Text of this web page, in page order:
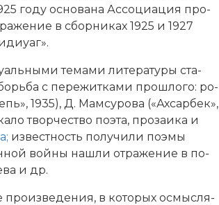
году ос­но­ва­на Ас­со­циа­ция про­
в сборниках 1925 и 1927
те­ма­ми литературы ста­
с пе­ре­жит­ка­ми про­шло­го: ро­
1935), Д. Мам­су­ро­ва («Ах­сар­бек»,
твор­че­ст­во по­эта, про­заи­ка и
из­вест­ность по­лу­чи­ли по­эмы
вой­ны на­шли от­ра­же­ние в по­
и др.
про­из­ве­де­ния, в ко­то­рых ос­мыс­ля­